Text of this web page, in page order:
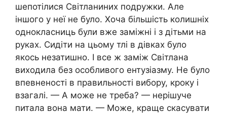
шепотілися Світланиних подружки. Але
іншого у неї не було. Хоча більшість колишніх
однокласниць були вже заміжні і з дітьми на
руках. Сидіти на цьому тлі в дівках було
якось незатишно. І все ж заміж Світлана
виходила без особливого ентузіазму. Не було
впевненості в правильності вибору, кроку і
взагалі. — А може не треба? — нерішуче
питала вона мати. — Може, краще скасувати